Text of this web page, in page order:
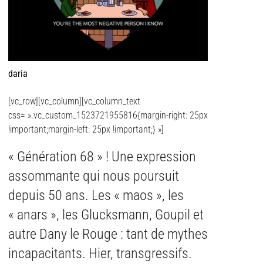
daria
[vc_row][vc_column][vc_column_text
css= ».vc_custom_1523721955816{margin-right: 25px
!important;margin-left: 25px !important;} »]
« Génération 68 » ! Une expression
assommante qui nous poursuit
depuis 50 ans. Les « maos », les
« anars », les Glucksmann, Goupil et
autre Dany le Rouge : tant de mythes
incapacitants. Hier, transgressifs.